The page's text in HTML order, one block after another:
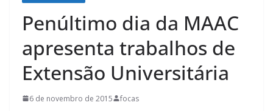
Penúltimo dia da MAAC
apresenta trabalhos de
Extensão Universitária
6 de novembro de 2015 focas